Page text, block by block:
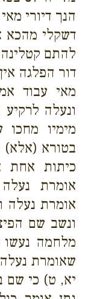
הנך דיורי
דשקלי מהכא
להתם
דור הפלגה
מאי עבוד
ונעלה לרקיע
מימיו
בטורא (אלא)
כיתות אחת
אומרת
אומרת נעלה
ונשב שם
מלחמה נעשו
שאומרת
יא, ט) כי שם